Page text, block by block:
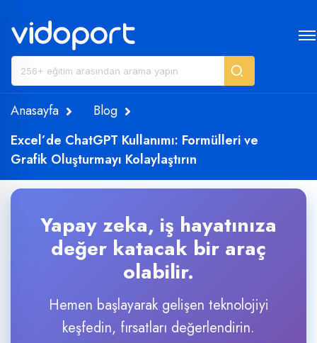
Anasayfa
Blog
Excel’de ChatGPT Kullanımı: Formülleri ve
Grafik Oluşturmayı Kolaylaştırın
Yapay zeka, iş hayatınıza
değer katacak bir araç
olabilir.
Hemen başlayarak gelişen teknolojiyi
keşfedin, fırsatları değerlendirin.